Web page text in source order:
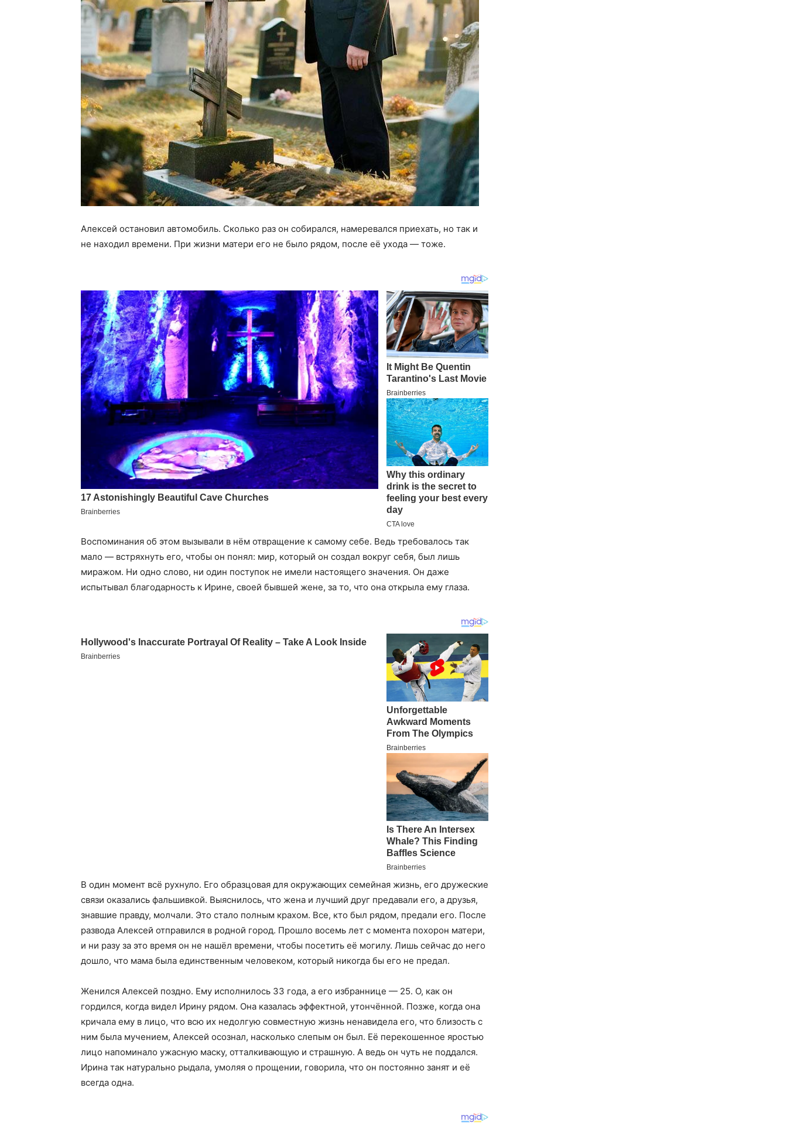
Алексей остановил автомобиль. Сколько раз он собирался, намеревался приехать, но так и
не находил времени. При жизни матери его не было рядом, после её ухода — тоже.
Воспоминания об этом вызывали в нём отвращение к самому себе. Ведь требовалось так
мало — встряхнуть его, чтобы он понял: мир, который он создал вокруг себя, был лишь
миражом. Ни одно слово, ни один поступок не имели настоящего значения. Он даже
испытывал благодарность к Ирине, своей бывшей жене, за то, что она открыла ему глаза.
В один момент всё рухнуло. Его образцовая для окружающих семейная жизнь, его дружеские
связи оказались фальшивкой. Выяснилось, что жена и лучший друг предавали его, а друзья,
знавшие правду, молчали. Это стало полным крахом. Все, кто был рядом, предали его. После
развода Алексей отправился в родной город. Прошло восемь лет с момента похорон матери,
и ни разу за это время он не нашёл времени, чтобы посетить её могилу. Лишь сейчас до него
дошло, что мама была единственным человеком, который никогда бы его не предал.
Женился Алексей поздно. Ему исполнилось 33 года, а его избраннице — 25. О, как он
гордился, когда видел Ирину рядом. Она казалась эффектной, утончённой. Позже, когда она
кричала ему в лицо, что всю их недолгую совместную жизнь ненавидела его, что близость с
ним была мучением, Алексей осознал, насколько слепым он был. Её перекошенное яростью
лицо напоминало ужасную маску, отталкивающую и страшную. А ведь он чуть не поддался.
Ирина так натурально рыдала, умоляя о прощении, говорила, что он постоянно занят и её
всегда одна.